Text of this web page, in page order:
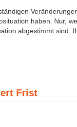
haben. Nur,
abgestimmt sind.
Frist